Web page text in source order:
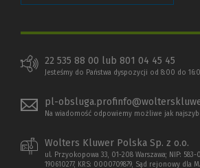
22 535 88 00 lub 801 04 45 45
Jesteśmy do Państwa dyspozycji od 8:00 do
pl-
Na wiadomość odpowiemy możliwe jak
Wolters Kluwer Polska Sp. z o.o.
ul. Przyokopowa 33, 01-208 Warszawa; NIP: 583-
190610277, KRS: 0000709879, Sąd rejonowy dla